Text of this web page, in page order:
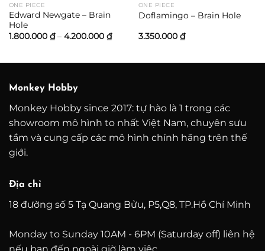
ONE PIECE
Edward Newgate – Brain
Hole
1.800.000 ₫ – 4.200.000 ₫Khoảng
giá:
ONE PIECE
Doflamingo – Brain Hole
3.350.000 ₫
Monkey Hobby
Monkey Hobby since 2017: tự hào là 1 trong các
showroom mô hình to nhất Việt Nam, chuyên sưu
tầm và cung cấp các mô hình chính hãng trên thế
giới.
Địa chỉ
18 đường số 5 Tạ Quang Bửu, P5,Q8, TP.Hồ Chí Minh
Monday to Sunday 10AM - 6PM (Saturday off) liên hệ